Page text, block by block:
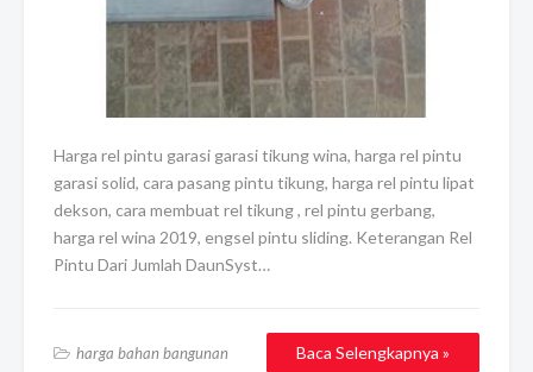
Harga rel pintu garasi garasi tikung wina, harga rel pintu
garasi solid, cara pasang pintu tikung, harga rel pintu lipat
dekson, cara membuat rel tikung , rel pintu gerbang,
harga rel wina 2019, engsel pintu sliding. Keterangan Rel
Pintu Dari Jumlah DaunSyst…
harga bahan bangunan Baca Selengkapnya »